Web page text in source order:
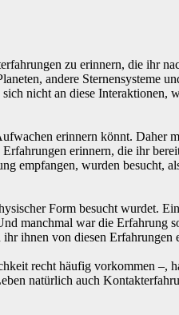
zu erinnern, die ihr
andere Sternensysteme
nicht an diese Interaktionen,
erinnern könnt. Daher
erinnern, die ihr
empfangen, wurden besucht,
Form besucht wurdet.
manchmal war die Erfahrung
ihnen von diesen
recht häufig vorkommen –,
natürlich auch